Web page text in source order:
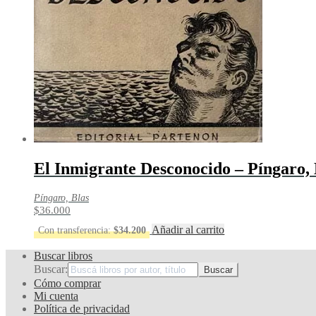
El Inmigrante Desconocido – Píngaro,
Píngaro, Blas
$36.000
Con transferencia:$34.200 Añadir al carrito
Buscar libros
Buscar:
Cómo comprar
Mi cuenta
Política de privacidad